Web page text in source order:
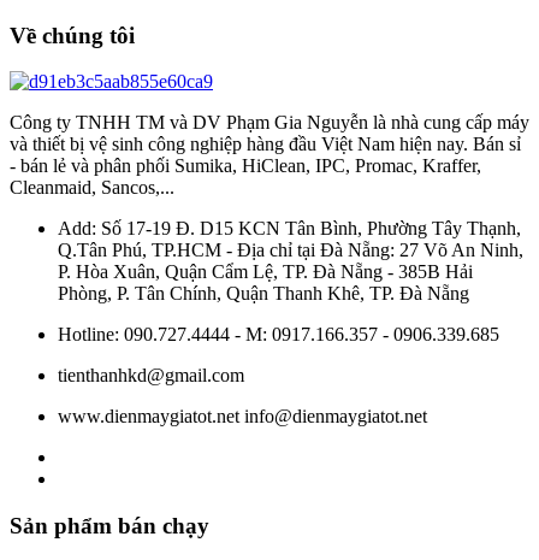
Về chúng tôi
Công ty TNHH TM và DV Phạm Gia Nguyễn là nhà cung cấp máy
và thiết bị vệ sinh công nghiệp hàng đầu Việt Nam hiện nay. Bán sỉ
- bán lẻ và phân phối Sumika, HiClean, IPC, Promac, Kraffer,
Cleanmaid, Sancos,...
Add: Số 17-19 Đ. D15 KCN Tân Bình, Phường Tây Thạnh,
Q.Tân Phú, TP.HCM - Địa chỉ tại Đà Nẵng: 27 Võ An Ninh,
P. Hòa Xuân, Quận Cẩm Lệ, TP. Đà Nẵng - 385B Hải
Phòng, P. Tân Chính, Quận Thanh Khê, TP. Đà Nẵng
Hotline: 090.727.4444 - M: 0917.166.357 - 0906.339.685
tienthanhkd@gmail.com
www.dienmaygiatot.net info@dienmaygiatot.net
Sản phẩm bán chạy